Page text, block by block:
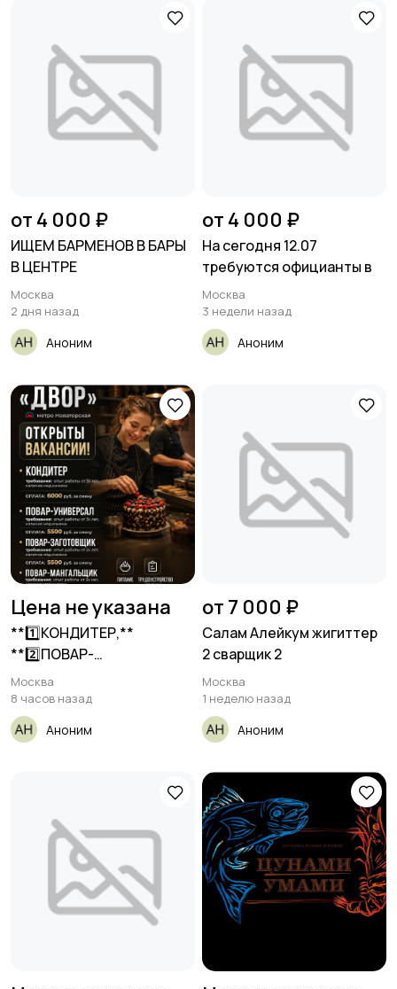
от 4 000 ₽
ИЩЕМ БАРМЕНОВ В БАРЫ
В ЦЕНТРЕ
Москва
2 дня назад
Аноним
от 4 000 ₽
На сегодня 12.07
требуются официанты в
Москва
3 недели назад
Аноним
Цена не указана
**1️⃣КОНДИТЕР,**
**2️⃣ПОВАР-
УНИВЕРСАЛ,**
**3️⃣ПОВАР-
ЗАГОТОВЩИК,**
**4️⃣ПОВАР-
Москва
8 часов назад
Аноним
от 7 000 ₽
Салам Алейкум жигиттер
2 сварщик 2
Москва
1 неделю назад
Аноним